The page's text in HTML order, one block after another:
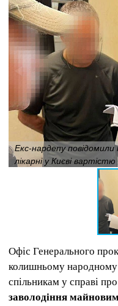
Екс-нардепу повідомили
лікарні у Києві
Офіс Генерального
колишньому народному
спільникам у справі про
заволодіння